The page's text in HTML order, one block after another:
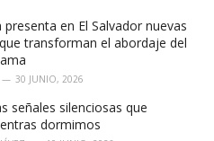
en El Salvador nuevas
transforman el abordaje del
30 JUNIO, 2026
señales silenciosas que
dormimos